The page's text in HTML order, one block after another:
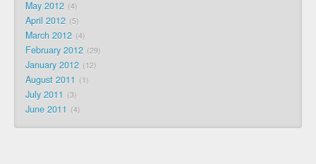
May 2012 4
April 2012 5
March 2012 4
February 2012 29
January 2012 12
August 2011 1
July 2011 3
June 2011 4